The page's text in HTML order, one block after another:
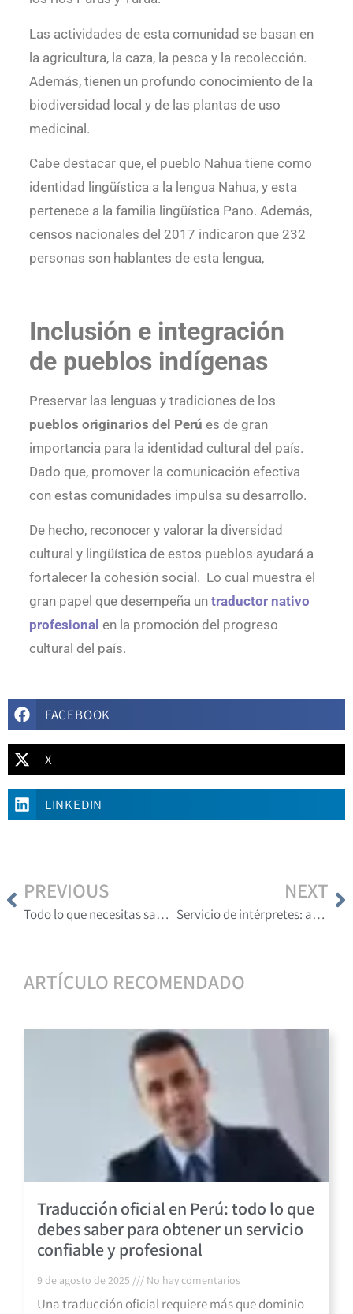
Las actividades de esta comunidad se basan en
la agricultura, la caza, la pesca y la recolección.
Además, tienen un profundo conocimiento de la
biodiversidad local y de las plantas de uso
medicinal.
Cabe destacar que, el pueblo Nahua tiene como
identidad lingüística a la lengua Nahua, y esta
pertenece a la familia lingüística Pano. Además,
censos nacionales del 2017 indicaron que 232
personas son hablantes de esta lengua,
Inclusión e integración
de pueblos indígenas
Preservar las lenguas y tradiciones de los
pueblos originarios del Perú es de gran
importancia para la identidad cultural del país.
Dado que, promover la comunicación efectiva
con estas comunidades impulsa su desarrollo.
De hecho, reconocer y valorar la diversidad
cultural y lingüística de estos pueblos ayudará a
fortalecer la cohesión social. Lo cual muestra el
gran papel que desempeña un traductor nativo
profesional en la promoción del progreso
cultural del país.
FACEBOOK
X
LINKEDIN
PREVIOUS
Todo lo que necesitas saber sobre traducciones certificadas en Perú
NEXT
Servicio de intérpretes: aspecto vital para la comunicación en conferencias del sector minero
ARTÍCULO RECOMENDADO
Traducción oficial en Perú: todo lo que
debes saber para obtener un servicio
confiable y profesional
9 de agosto de 2025 No hay comentarios
Una traducción oficial requiere más que dominio